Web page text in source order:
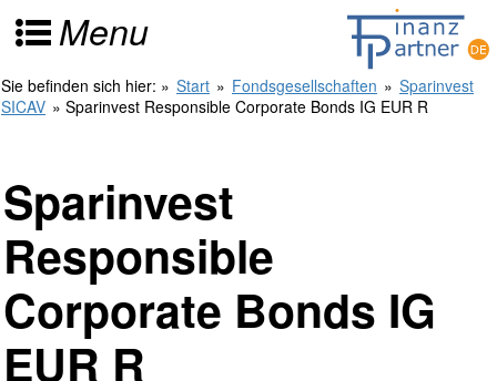
Menu
Sie befinden sich hier: » Start » Fondsgesellschaften » Sparinvest
SICAV » Sparinvest Responsible Corporate Bonds IG EUR R
Sparinvest
Responsible
Corporate Bonds IG
EUR R